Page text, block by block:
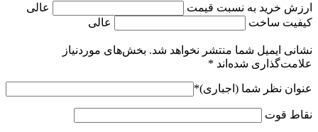
ارزش خرید به نسبت قیمت
عالی
کیفیت ساخت
عالی
نشانی ایمیل شما منتشر نخواهد شد. بخش‌های موردنیاز
علامت‌گذاری شده‌اند *
عنوان نظر شما (اجباری)*
نقاط قوت